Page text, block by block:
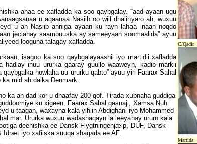
C/Qadir
Martida
ahaa ee xafladda ka soo qaybgalay. “aad ayaan ugu
u aqaanaa Nasiib oo wiil dhalinyaro ah, wuxuu
u ah Nasiib anniga ayaan ku rayn lahaa inaan noqdo
jeclahay saambuuska ay sameeyaan soomaalida” ayuu
looguna talagay xafladda.
isagoo ka soo qaybgalayaashii iyo martidii xafladda
inuu ururka gaaray guullo waaweyn, kadib markii
howlaha uu ururku qabto” ayuu yiri Faarax Sahal
mid ah dalka Denmark.
ka ah dad kor u dhaafay 200 qof. Tirada xubnaha guddiga
ku xigeen, Faarax Sahal qasnaji, Xamsa Nuh
u taagan, waxayna kala yihiin Abdighani iyo Mohammed
mar. Ururka wuxuu wadashaqayn la leeyahay ururo kala
deenishka ee Dansk Flygtningehjælp, DUF, Dansk
iyo xafiiska suuqa shaqada ee AF.